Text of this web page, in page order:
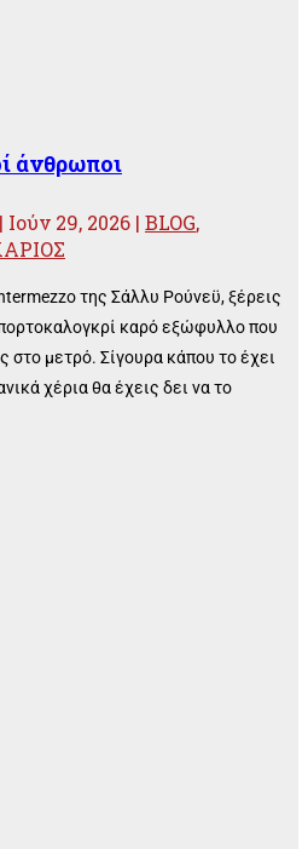
άνθρωποι
| Ιούν 29, 2026 | BLOG,
της Σάλλυ Ρούνεϋ, ξέρεις
καρό εξώφυλλο που
στο μετρό. Σίγουρα κάπου το έχει
χέρια θα έχεις δει να το